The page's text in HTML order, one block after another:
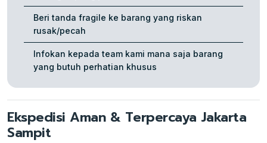
Beri tanda fragile ke barang yang riskan
rusak/pecah
Infokan kepada team kami mana saja barang
yang butuh perhatian khusus
Ekspedisi Aman & Terpercaya Jakarta
Sampit